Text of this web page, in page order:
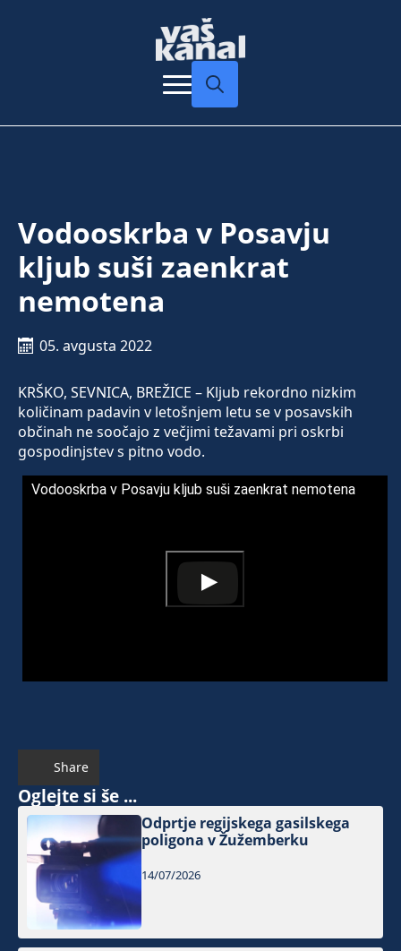
Vodooskrba v Posavju
kljub suši zaenkrat
nemotena
05. avgusta 2022
KRŠKO, SEVNICA, BREŽICE – Kljub rekordno nizkim
količinam padavin v letošnjem letu se v posavskih
občinah ne soočajo z večjimi težavami pri oskrbi
gospodinjstev s pitno vodo.
Vodooskrba v Posavju kljub suši zaenkrat nemotena
Share
Oglejte si še ...
Odprtje regijskega gasilskega
poligona v Žužemberku
14/07/2026